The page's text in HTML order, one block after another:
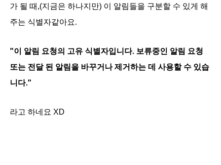
가 될 때,(지금은 하나지만) 이 알림들을 구분할 수 있게 해
주는 식별자같아요.
"이 알림 요청의 고유 식별자입니다. 보류중인 알림 요청
또는 전달 된 알림을 바꾸거나 제거하는 데 사용할 수 있습
니다."
라고 하네요 XD